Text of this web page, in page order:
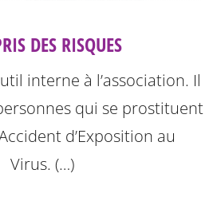
DES RISQUES
interne à l’association. Il
qui se prostituent
d’Exposition au
Virus. (…)